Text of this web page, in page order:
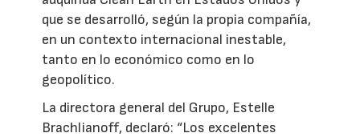
que se desarrolló, según la propia compañía,
en un contexto internacional inestable,
tanto en lo económico como en lo
geopolítico.
La directora general del Grupo, Estelle
Brachlianoff, declaró: “Los excelentes